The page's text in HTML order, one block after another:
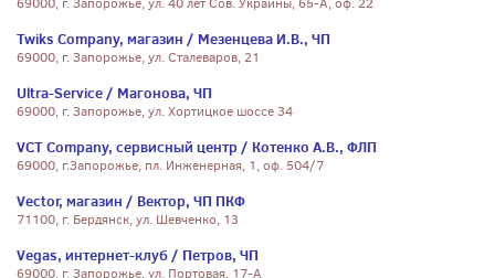
Twiks Company, магазин / Мезенцева И.В., ЧП
69000, г. Запорожье, ул. Сталеваров, 21
Ultra-Service / Магонова, ЧП
69000, г. Запорожье, ул. Хортицкое шоссе 34
VCT Company, сервисный центр / Котенко А.В., ФЛП
69000, г.Запорожье, пл. Инженерная, 1, оф. 504/7
Vector, магазин / Вектор, ЧП ПКФ
71100, г. Бердянск, ул. Шевченко, 13
Vegas, интернет-клуб / Петров, ЧП
69000, г. Запорожье, ул. Портовая, 17-А